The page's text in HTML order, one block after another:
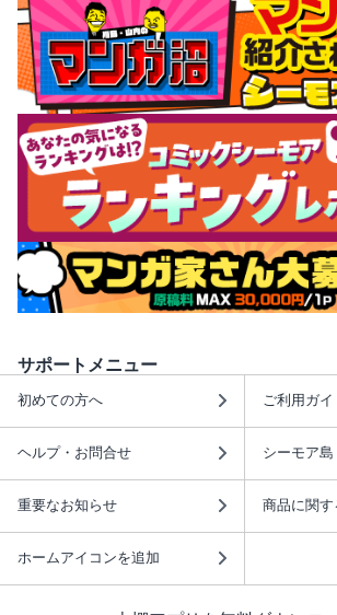
サポートメニュー
初めての方へ ご利用ガイ
ヘルプ・お問合せ シーモア島
重要なお知らせ 商品に関
ホームアイコンを追加